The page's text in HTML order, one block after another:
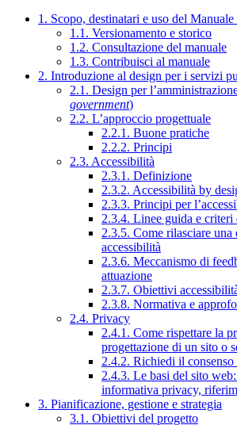
1. Scopo, destinatari e uso del
1.1. Versionamento e storico
1.2. Consultazione del manuale
1.3. Contribuisci al manuale
2. Introduzione al design per i servizi
2.1. Design per
government)
2.2. L’approccio progettuale
2.2.1. Buone pratiche
2.2.2. Principi
2.3. Accessibilità
2.3.1. Definizione
2.3.2. Accessibilità by
2.3.3. Principi per
2.3.4. Linee guida e criteri
2.3.5. Come rilasciare una
accessibilità
2.3.6. Meccanismo di
attuazione
2.3.7. Obiettivi
2.3.8. Normativa e
2.4. Privacy
2.4.1. Come rispettare la
progettazione di un sito o
2.4.2. Richiedi il consenso
2.4.3. Le basi del sito
informativa privacy,
3. Pianificazione, gestione e strategia
3.1. Obiettivi del progetto